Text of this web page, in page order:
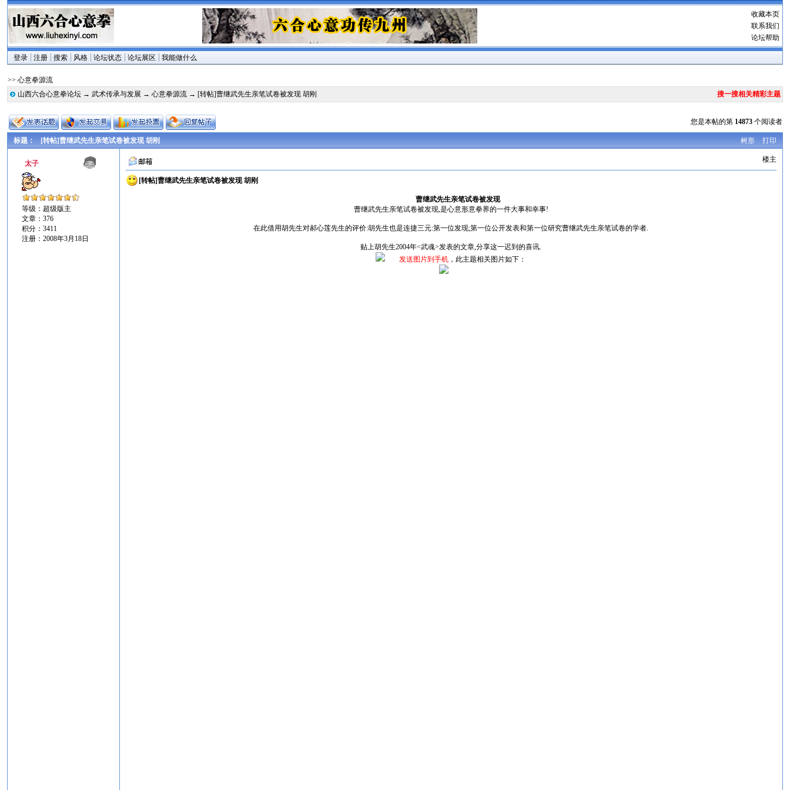
收藏本页
联系我们
论坛帮助
登录 注册 搜索 风格 论坛状态 论坛展区 我能做什么
>> 心意拳源流
搜一搜相关精彩主题
山西六合心意拳论坛 →武术传承与发展 →心意拳源流 → [转帖]曹继武先生亲笔试卷被发现 胡刚
您是本帖的第 14873个阅读者
树形 打印
标题： [转帖]曹继武先生亲笔试卷被发现 胡刚
太子
等级：超级版主
文章：376
积分：3411
注册：2008年3月18日
楼主
[转帖]曹继武先生亲笔试卷被发现 胡刚
曹继武先生亲笔试卷被发现
曹继武先生亲笔试卷被发现,是心意形意拳界的一件大事和幸事!
在此借用胡先生对郝心莲先生的评价:胡先生也是连捷三元:第一位发现;第一位公开发表和第一位研究曹继武先生亲笔试卷的学者.
贴上胡先生2004年<武魂>发表的文章,分享这一迟到的喜讯.
发送图片到手机 ，此主题相关图片如下：